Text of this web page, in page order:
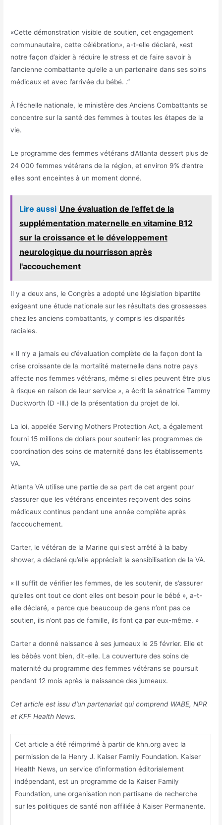
«Cette démonstration visible de soutien, cet engagement
communautaire, cette célébration», a-t-elle déclaré, «est
notre façon d’aider à réduire le stress et de faire savoir à
l’ancienne combattante qu’elle a un partenaire dans ses soins
médicaux et avec l’arrivée du bébé. .”
À l’échelle nationale, le ministère des Anciens Combattants se
concentre sur la santé des femmes à toutes les étapes de la
vie.
Le programme des femmes vétérans d’Atlanta dessert plus de
24 000 femmes vétérans de la région, et environ 9% d’entre
elles sont enceintes à un moment donné.
Lire aussi Une évaluation de l'effet de la
supplémentation maternelle en vitamine B12
sur la croissance et le développement
neurologique du nourrisson après
l'accouchement
Il y a deux ans, le Congrès a adopté une législation bipartite
exigeant une étude nationale sur les résultats des grossesses
chez les anciens combattants, y compris les disparités
raciales.
« Il n’y a jamais eu d’évaluation complète de la façon dont la
crise croissante de la mortalité maternelle dans notre pays
affecte nos femmes vétérans, même si elles peuvent être plus
à risque en raison de leur service », a écrit la sénatrice Tammy
Duckworth (D -Ill.) de la présentation du projet de loi.
La loi, appelée Serving Mothers Protection Act, a également
fourni 15 millions de dollars pour soutenir les programmes de
coordination des soins de maternité dans les établissements
VA.
Atlanta VA utilise une partie de sa part de cet argent pour
s’assurer que les vétérans enceintes reçoivent des soins
médicaux continus pendant une année complète après
l’accouchement.
Carter, le vétéran de la Marine qui s’est arrêté à la baby
shower, a déclaré qu’elle appréciait la sensibilisation de la VA.
« Il suffit de vérifier les femmes, de les soutenir, de s’assurer
qu’elles ont tout ce dont elles ont besoin pour le bébé », a-t-
elle déclaré, « parce que beaucoup de gens n’ont pas ce
soutien, ils n’ont pas de famille, ils font ça par eux-même. »
Carter a donné naissance à ses jumeaux le 25 février. Elle et
les bébés vont bien, dit-elle. La couverture des soins de
maternité du programme des femmes vétérans se poursuit
pendant 12 mois après la naissance des jumeaux.
Cet article est issu d’un partenariat qui comprend WABE, NPR
et KFF Health News.
Cet article a été réimprimé à partir de khn.org avec la
permission de la Henry J. Kaiser Family Foundation. Kaiser
Health News, un service d’information éditorialement
indépendant, est un programme de la Kaiser Family
Foundation, une organisation non partisane de recherche
sur les politiques de santé non affiliée à Kaiser Permanente.